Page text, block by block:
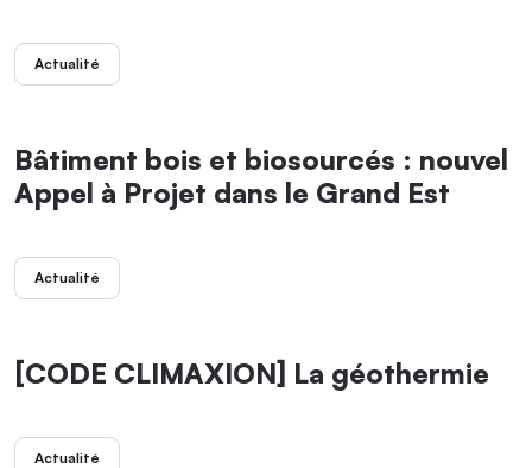
Actualité
Bâtiment bois et biosourcés : nouvel
Appel à Projet dans le Grand Est
Actualité
[CODE CLIMAXION] La géothermie
Actualité